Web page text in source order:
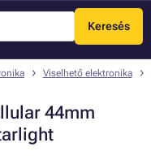
Keresés
Menü
Viselhető elektronika
44mm